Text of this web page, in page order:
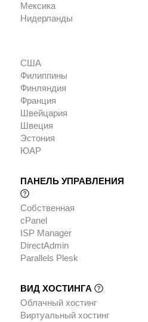
Мексика
Нидерланды
США
Филиппины
Финляндия
Франция
Швейцария
Швеция
Эстония
ЮАР
ПАНЕЛЬ УПРАВЛЕНИЯ
Собственная
cPanel
ISP Manager
DirectAdmin
Parallels Plesk
ВИД ХОСТИНГА
Облачный хостинг
Виртуальный хостинг